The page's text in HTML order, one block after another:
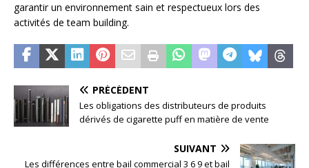
garantir un environnement sain et respectueux lors des
activités de team building.
PRÉCÉDENT
Les obligations des distributeurs de produits
dérivés de cigarette puff en matière de vente
SUIVANT
Les différences entre bail commercial 3 6 9 et bail